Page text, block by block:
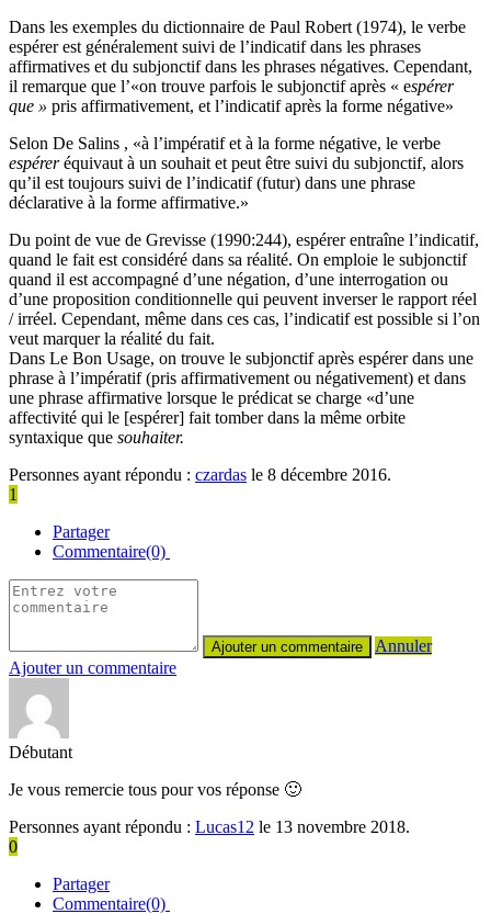
Dans les exemples du dictionnaire de Paul Robert (1974), le verbe
espérer est généralement suivi de l’indicatif dans les phrases
affirmatives et du subjonctif dans les phrases négatives. Cependant,
il remarque que l’«on trouve parfois le subjonctif après « espérer
que » pris affirmativement, et l’indicatif après la forme négative»
Selon De Salins , «à l’impératif et à la forme négative, le verbe
espéreréquivaut à un souhait et peut être suivi du subjonctif, alors
qu’il est toujours suivi de l’indicatif (futur) dans une phrase
déclarative à la forme affirmative.»
Du point de vue de Grevisse (1990:244), espérer entraîne l’indicatif,
quand le fait est considéré dans sa réalité. On emploie le subjonctif
quand il est accompagné d’une négation, d’une interrogation ou
d’une proposition conditionnelle qui peuvent inverser le rapport réel
/ irréel. Cependant, même dans ces cas, l’indicatif est possible si l’on
veut marquer la réalité du fait.
Dans Le Bon Usage, on trouve le subjonctif après espérer dans une
phrase à l’impératif (pris affirmativement ou négativement) et dans
une phrase affirmative lorsque le prédicat se charge «d’une
affectivité qui le [espérer] fait tomber dans la même orbite
syntaxique que souhaiter.
Personnes ayant répondu : czardas le 8 décembre 2016.
1
Partager
Commentaire(0)
Annuler
Ajouter un commentaire
Débutant
Je vous remercie tous pour vos réponse 🙂
Personnes ayant répondu : Lucas12 le 13 novembre 2018.
0
Partager
Commentaire(0)